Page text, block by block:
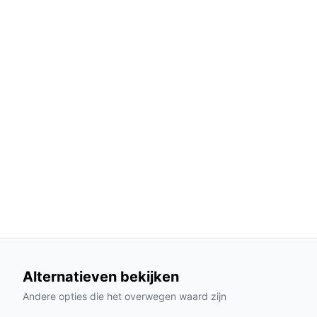
toegankelijk voor iedereen.
Maximaal belastbaar gewicht: 90 kg per
meeste volwassenen.
Alternatieven bekijken
Andere opties die het overwegen waard zijn